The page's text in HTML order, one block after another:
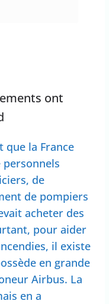
ont
que la France
de
de pompiers
acheter des
pour aider
il existe
en grande
Airbus. La
en a